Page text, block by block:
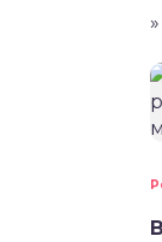
»